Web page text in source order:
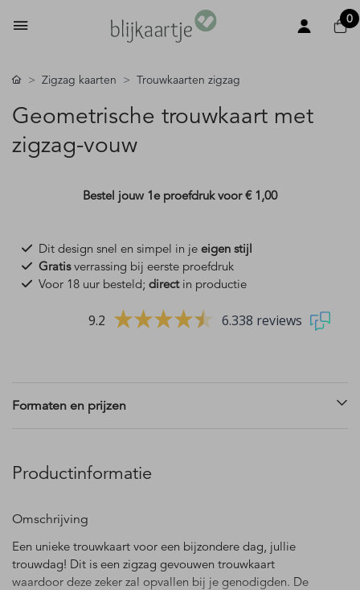
0
Zigzag kaarten Trouwkaarten zigzag
Geometrische trouwkaart met
zigzag-vouw
Bestel jouw 1e proefdruk voor€ 1,00
Dit design snel en simpel in je eigen stijl
Gratisverrassing bij eerste proefdruk
Voor 18 uur besteld; directin productie
9.2 6.338 reviews
Formaten en prijzen
Productinformatie
Omschrijving
Een unieke trouwkaart voor een bijzondere dag, jullie
trouwdag! Dit is een zigzag gevouwen trouwkaart
waardoor deze zeker zal opvallen bij je genodigden. De